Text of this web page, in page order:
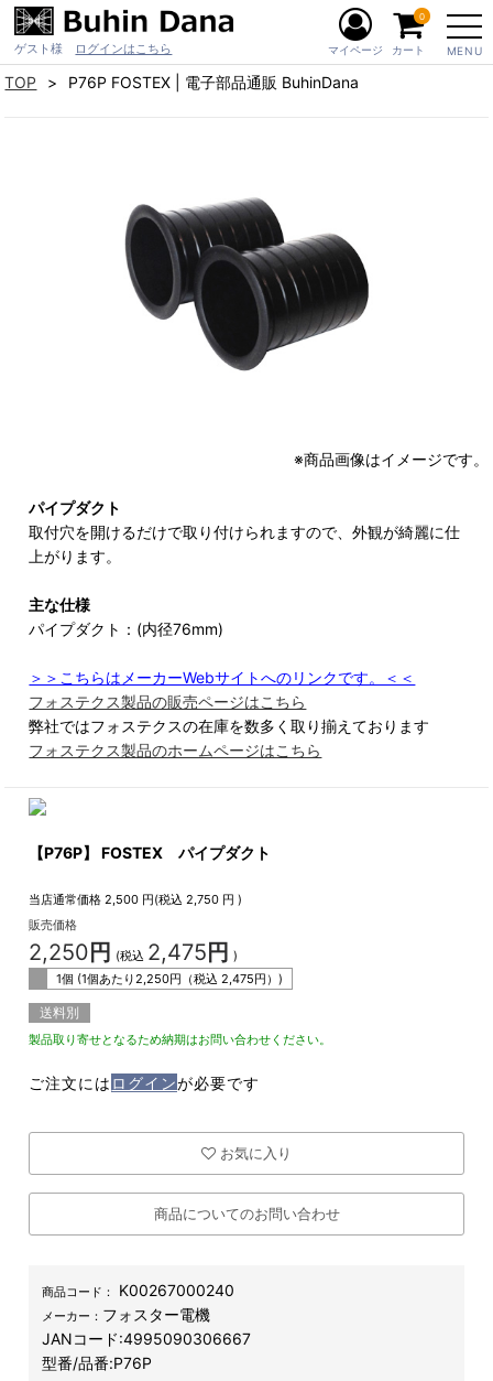
ゲスト様 ログインはこちら MENU
マイページ カート
0
TOP P76P FOSTEX | 電子部品通販 BuhinDana
※商品画像はイメージです。
パイプダクト
取付穴を開けるだけで取り付けられますので、外観が綺麗に仕
上がります。
主な仕様
パイプダクト：(内径76mm)
＞＞こちらはメーカーWebサイトへのリンクです。＜＜
フォステクス製品の販売ページはこちら
弊社ではフォステクスの在庫を数多く取り揃えております
フォステクス製品のホームページはこちら
【P76P】 FOSTEX パイプダクト
当店通常価格 2,500 円(税込 2,750 円 )
販売価格
2,250 円 (税込 2,475 円 )
1個 (1個あたり 2,250円（税込 2,475円）)
送料別
製品取り寄せとなるため納期はお問い合わせください。
ご注文には ログインが必要です
お気に入り
商品についてのお問い合わせ
商品コード： K00267000240
メーカー： フォスター電機
JANコード:4995090306667
型番/品番:P76P